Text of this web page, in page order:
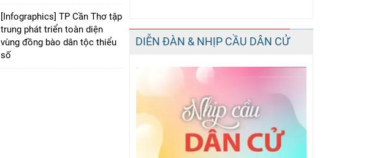
[Infographics] TP Cần Thơ tập
trung phát triển toàn diện
vùng đồng bào dân tộc thiểu
số
DIỄN ĐÀN & NHỊP CẦU DÂN CỬ